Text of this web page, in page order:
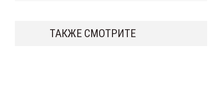
ТАКЖЕ СМОТРИТЕ